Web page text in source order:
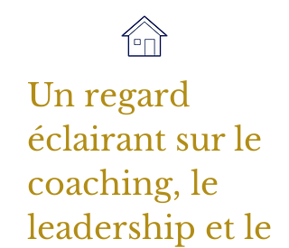
Un regard
éclairant sur le
coaching, le
leadership et le